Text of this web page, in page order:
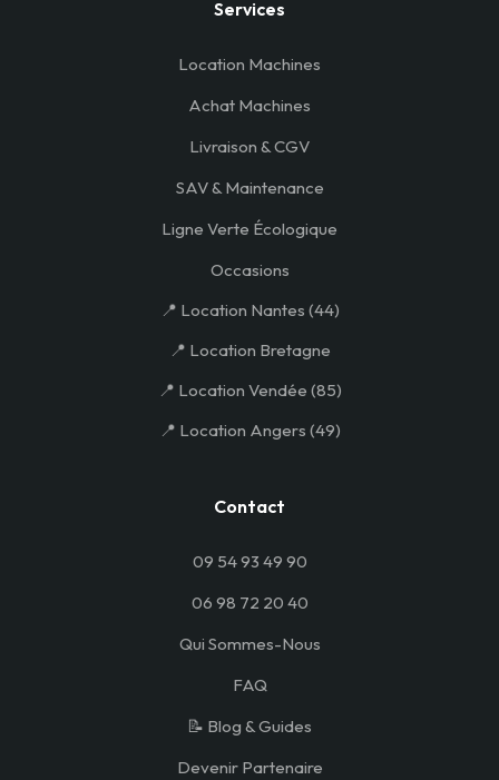
Services
Location Machines
Achat Machines
Livraison & CGV
SAV & Maintenance
Ligne Verte Écologique
Occasions
📍 Location Nantes (44)
📍 Location Bretagne
📍 Location Vendée (85)
📍 Location Angers (49)
Contact
09 54 93 49 90
06 98 72 20 40
Qui Sommes-Nous
FAQ
📝 Blog & Guides
Devenir Partenaire